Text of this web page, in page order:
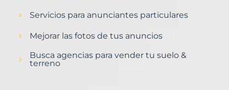
Servicios para anunciantes particulares
Mejorar las fotos de tus anuncios
Busca agencias para vender tu suelo &
terreno